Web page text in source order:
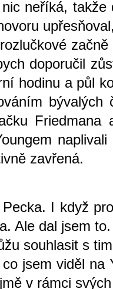
neříká,
doporučil
hodinu a půl
Friedmana
zavřená.
I když
Ale dal jsem to.
souhlasit s
jsem viděl na
v rámci